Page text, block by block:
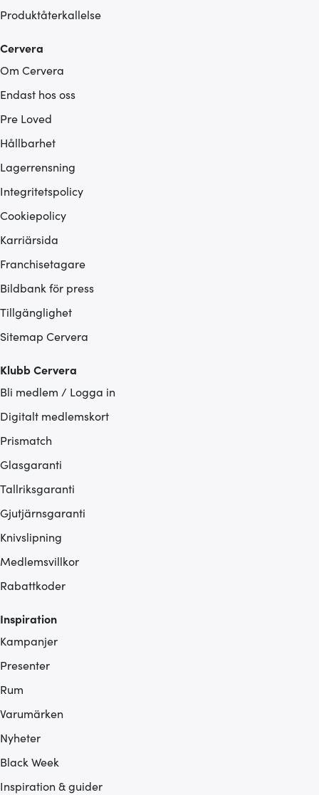
Produktåterkallelse
Cervera
Om Cervera
Endast hos oss
Pre Loved
Hållbarhet
Lagerrensning
Integritetspolicy
Cookiepolicy
Karriärsida
Franchisetagare
Bildbank för press
Tillgänglighet
Sitemap Cervera
Klubb Cervera
Bli medlem / Logga in
Digitalt medlemskort
Prismatch
Glasgaranti
Tallriksgaranti
Gjutjärnsgaranti
Knivslipning
Medlemsvillkor
Rabattkoder
Inspiration
Kampanjer
Presenter
Rum
Varumärken
Nyheter
Black Week
Inspiration & guider